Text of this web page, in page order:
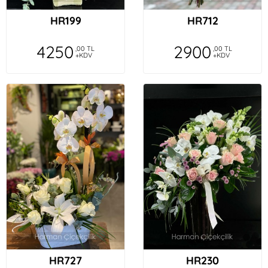
HR199
4250 ,00 TL
+KDV
HR712
2900 ,00 TL
+KDV
HR727 HR230